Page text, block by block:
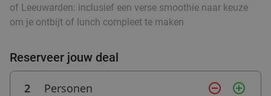
Di Wo Do Vr
Za
Snack-Plaza & Brasserie Meuleplein
Verkocht: 123
€16
of Leeuwarden: inclusief een verse smoothie naar keuze
om je ontbijt of lunch compleet te maken
Reserveer jouw deal
2 Personen remove_circle_outline add_circle_outline